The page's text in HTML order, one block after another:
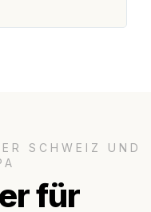
SCHWEIZ UND
für